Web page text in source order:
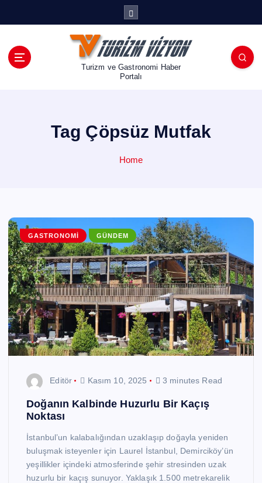
Turizm ve Gastronomi Haber
Portalı
Tag Çöpsüz Mutfak
Home
GASTRONOMI GÜNDEM
Editör Kasım 10, 2025 3 minutes Read
Doğanın Kalbinde Huzurlu Bir Kaçış
Noktası
İstanbul’un kalabalığından uzaklaşıp doğayla yeniden
buluşmak isteyenler için Laurel İstanbul, Demirciköy’ün
yeşillikler içindeki atmosferinde şehir stresinden uzak
huzurlu bir kaçış sunuyor. Yaklaşık 1.500 metrekarelik